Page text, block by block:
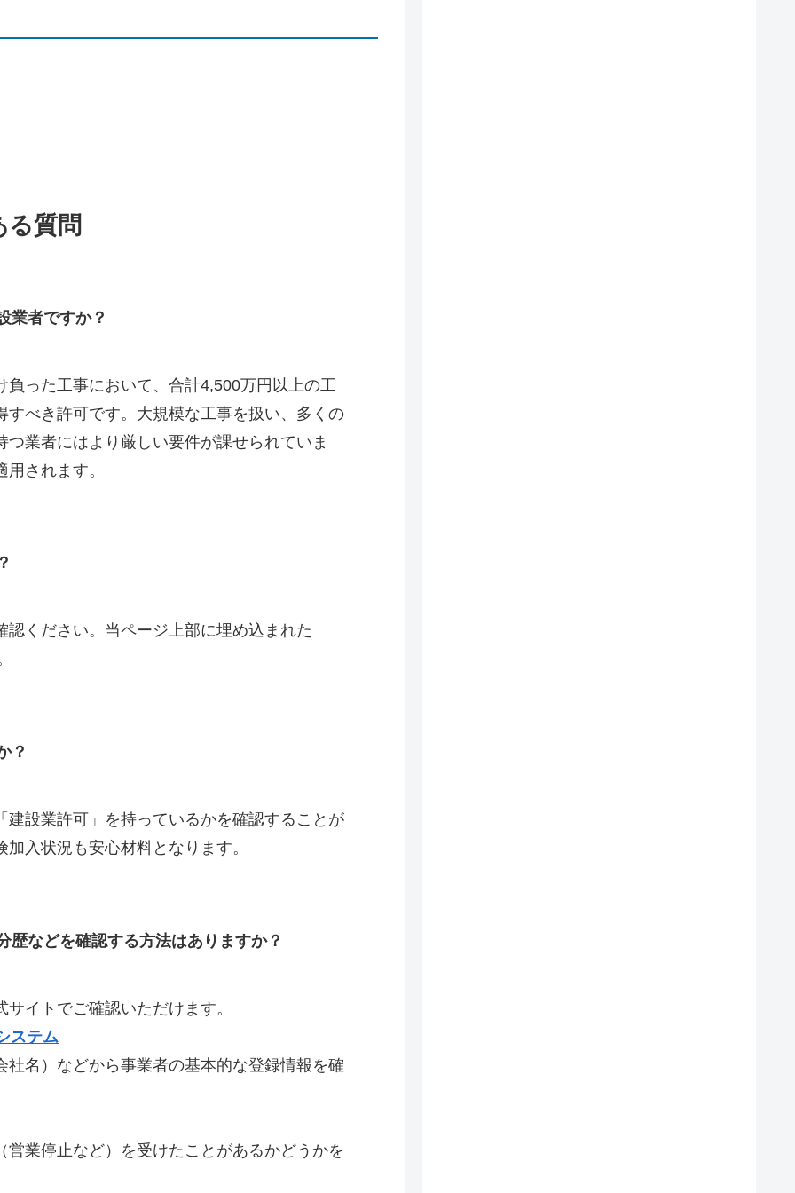
る質問
業者ですか？
った工事において、合計4,500万円以上の工
べき許可です。大規模な工事を扱い、多くの
業者にはより厳しい要件が課せられていま
されます。
ください。当ページ上部に埋め込まれた
？
設業許可」を持っているかを確認することが
入状況も安心材料となります。
歴などを確認する方法はありますか？
イトでご確認いただけます。
ステム
名）などから事業者の基本的な登録情報を確
業停止など）を受けたことがあるかどうかを